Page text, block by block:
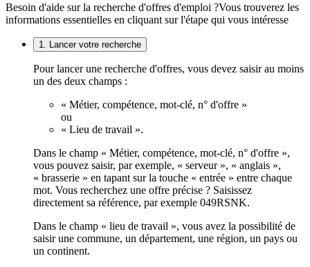
Besoin d'aide sur la recherche d'offres d'emploi ?Vous trouverez les
informations essentielles en cliquant sur l'étape qui vous intéresse
1. Lancer votre recherche
Pour lancer une recherche d'offres, vous devez saisir au moins
un des deux champs :
« Métier, compétence, mot-clé, n° d'offre »
ou
« Lieu de travail ».
Dans le champ « Métier, compétence, mot-clé, n° d'offre »,
vous pouvez saisir, par exemple, « serveur », « anglais »,
« brasserie » en tapant sur la touche « entrée » entre chaque
mot. Vous recherchez une offre précise ? Saisissez
directement sa référence, par exemple 049RSNK.
Dans le champ « lieu de travail », vous avez la possibilité de
saisir une commune, un département, une région, un pays ou
un continent.